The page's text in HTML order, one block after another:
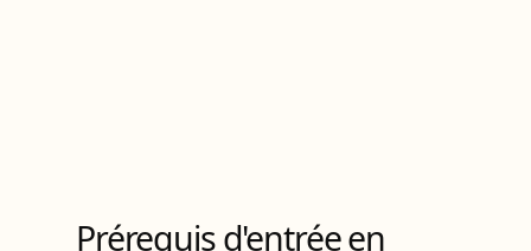
Prérequis d'entrée en